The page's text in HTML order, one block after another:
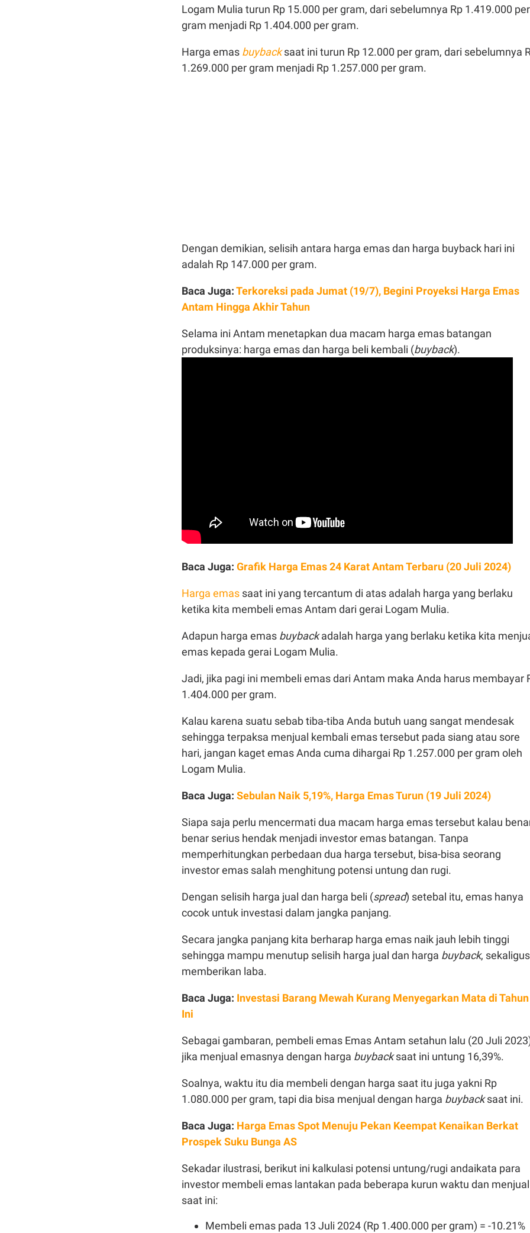
Logam Mulia turun Rp 15.000 per gram, dari sebelumnya Rp 1.419.000 per
gram menjadi Rp 1.404.000 per gram.
Harga emas buyback saat ini turun Rp 12.000 per gram, dari sebelumnya
1.269.000 per gram menjadi Rp 1.257.000 per gram.
Dengan demikian, selisih antara harga emas dan harga buyback hari ini
adalah Rp 147.000 per gram.
Baca Juga:Terkoreksi pada Jumat (19/7), Begini Proyeksi Harga Emas
Antam Hingga Akhir Tahun
Selama ini Antam menetapkan dua macam harga emas batangan
produksinya: harga emas dan harga beli kembali (buyback).
Baca Juga: Grafik Harga Emas 24 Karat Antam Terbaru (20 Juli 2024)
Harga emas saat ini yang tercantum di atas adalah harga yang berlaku
ketika kita membeli emas Antam dari gerai Logam Mulia.
Adapun harga emas buybackadalah harga yang berlaku ketika kita
emas kepada gerai Logam Mulia.
Jadi, jika pagi ini membeli emas dari Antam maka Anda harus membayar
1.404.000 per gram.
Kalau karena suatu sebab tiba-tiba Anda butuh uang sangat mendesak
sehingga terpaksa menjual kembali emas tersebut pada siang atau sore
hari, jangan kaget emas Anda cuma dihargai Rp 1.257.000 per gram oleh
Logam Mulia.
Baca Juga: Sebulan Naik 5,19%, Harga Emas Turun (19 Juli 2024)
Siapa saja perlu mencermati dua macam harga emas tersebut kalau
benar serius hendak menjadi investor emas batangan. Tanpa
memperhitungkan perbedaan dua harga tersebut, bisa-bisa seorang
investor emas salah menghitung potensi untung dan rugi.
Dengan selisih harga jual dan harga beli (spread) setebal itu, emas hanya
cocok untuk investasi dalam jangka panjang.
Secara jangka panjang kita berharap harga emas naik jauh lebih tinggi
sehingga mampu menutup selisih harga jual dan harga buyback, sekaligus
memberikan laba.
Baca Juga: Investasi Barang Mewah Kurang Menyegarkan Mata di Tahun
Ini
Sebagai gambaran, pembeli emas Emas Antam setahun lalu (20 Juli
jika menjual emasnya dengan harga buybacksaat ini untung 16,39%.
Soalnya, waktu itu dia membeli dengan harga saat itu juga yakni Rp
1.080.000 per gram, tapi dia bisa menjual dengan harga buybacksaat ini.
Baca Juga: Harga Emas Spot Menuju Pekan Keempat Kenaikan Berkat
Prospek Suku Bunga AS
Sekadar ilustrasi, berikut ini kalkulasi potensi untung/rugi andaikata para
investor membeli emas lantakan pada beberapa kurun waktu dan menjual
saat ini:
Membeli emas pada 13 Juli 2024 (Rp 1.400.000 per gram) = -10.21%